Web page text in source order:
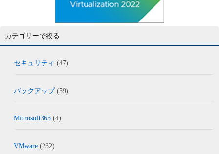
カテゴリーで絞る
セキュリティ (47)
バックアップ(59)
Microsoft365 (4)
VMware (232)